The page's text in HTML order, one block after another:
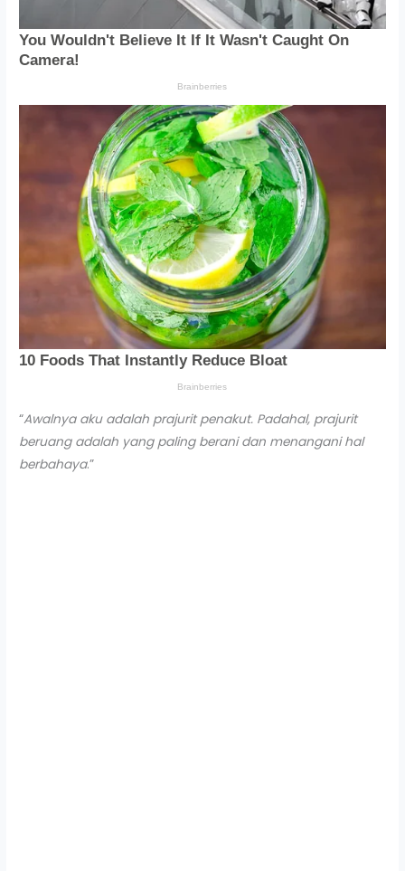
“Awalnya aku adalah prajurit penakut. Padahal, prajurit
beruang adalah yang paling berani dan menangani hal
berbahaya.”